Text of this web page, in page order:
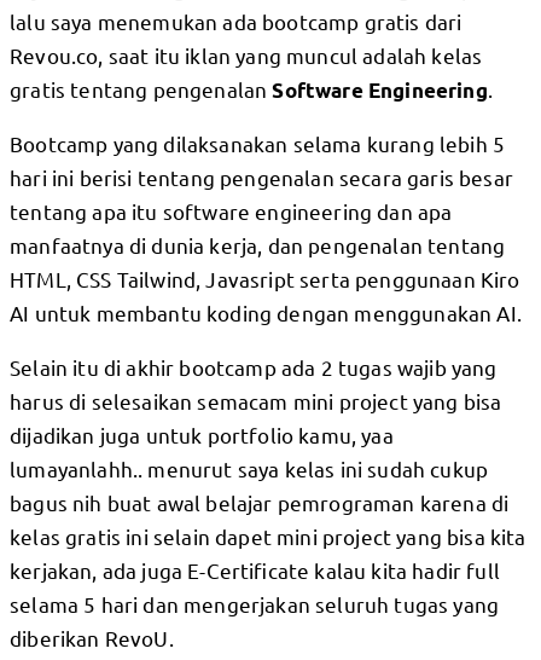
lalu saya menemukan ada bootcamp gratis dari
Revou.co, saat itu iklan yang muncul adalah kelas
gratis tentang pengenalanSoftware Engineering
Bootcamp yang dilaksanakan selama kurang lebih 5
hari ini berisi tentang pengenalan secara garis besar
tentang apa itu software engineering dan apa
manfaatnya di dunia kerja, dan pengenalan tentang
HTML, CSS Tailwind, Javasript serta penggunaan Kiro
AI untuk membantu koding dengan menggunakan AI.
Selain itu di akhir bootcamp ada 2 tugas wajib yang
harus di selesaikan semacam mini project yang bisa
dijadikan juga untuk portfolio kamu, yaa
lumayanlahh.. menurut saya kelas ini sudah cukup
bagus nih buat awal belajar pemrograman karena di
kelas gratis ini selain dapet mini project yang bisa kita
kerjakan, ada juga E-Certificate kalau kita hadir full
selama 5 hari dan mengerjakan seluruh tugas yang
diberikan RevoU.